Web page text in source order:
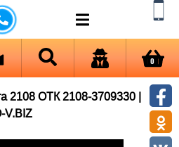
0
2108 ОТК 2108-3709330 |
V.BIZ